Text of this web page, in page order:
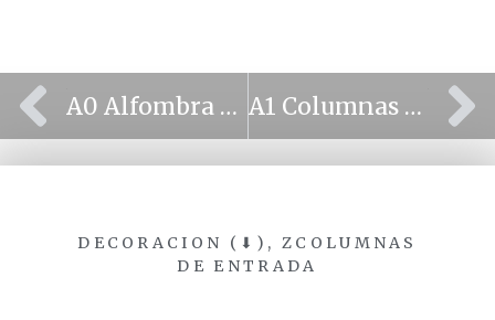
A0 Alfombra roja A1 Columnas de entrada0 ideas2
DECORACION (⬇) ,ZCOLUMNAS
DE ENTRADA